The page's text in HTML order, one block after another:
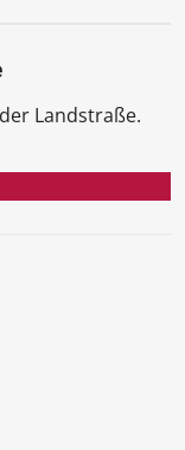
Landstraße.